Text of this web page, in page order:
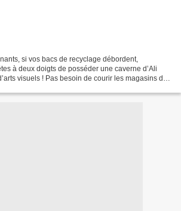
si vos bacs de recyclage débordent,
à deux doigts de posséder une caverne d’Ali
visuels ! Pas besoin de courir les magasins de